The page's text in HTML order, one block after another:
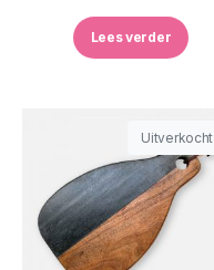
Lees verder
Uitverkocht